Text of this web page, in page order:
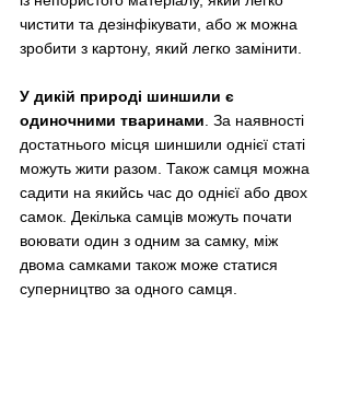
чистити та дезінфікувати, або ж можна
зробити з картону, який легко замінити.
У дикій природі шиншили є
одиночними тваринами. За наявності
достатнього місця шиншили однієї статі
можуть жити разом. Також самця можна
садити на якийсь час до однієї або двох
самок. Декілька самців можуть почати
воювати один з одним за самку, між
двома самками також може статися
суперництво за одного самця.